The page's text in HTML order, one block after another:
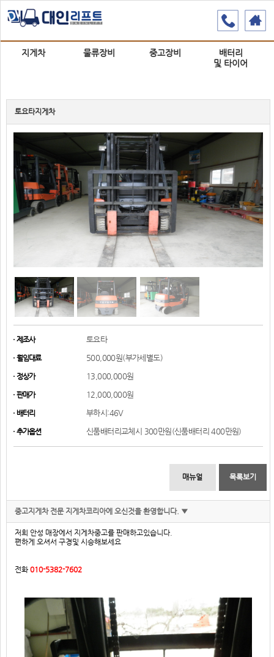
지게차 물류장비 중고장비
배터리
및 타이어
토요타지게차
제조사 토요타
월임대료 500,000원(부가세별도)
정상가 13,000,000원
판매가 12,000,000원
배터리 부하시:46V
추가옵션 신품배터리교체시 300만원(신품배터리 400만원)
목록보기
매뉴얼
중고지게차 전문 지게차코리아에 오신것을 환영합니다. ▼
저희 안성 매장에서 지게차중고를 판매하고있습니다.
편하게 오셔서 구경및 시승해보세요
전화 010-5382-7602